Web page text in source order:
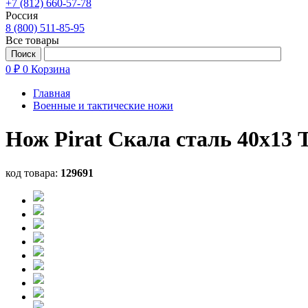
+7 (812) 660-57-78
Россия
8 (800) 511-85-95
Все товары
0 ₽ 0 Корзина
Главная
Военные и тактические ножи
Нож Pirat Скала сталь 40х13
код товара: 129691